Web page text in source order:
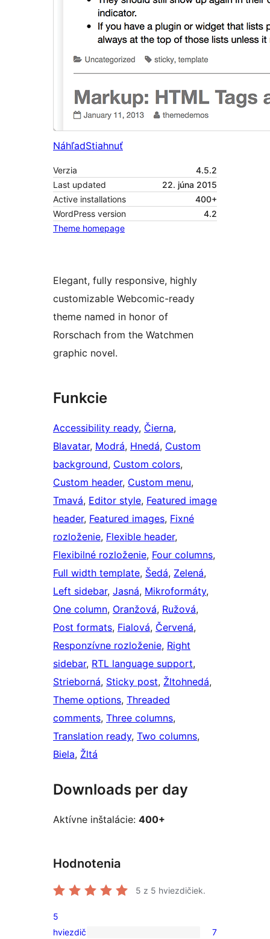
NáhľadStiahnuť
Verzia
4.5.2
Last updated
22. júna 2015
Active installations
400+
WordPress version
4.2
Theme homepage
Elegant, fully responsive, highly
customizable Webcomic-ready
theme named in honor of
Rorschach from the Watchmen
graphic novel.
Funkcie
Accessibility ready, Čierna
Blavatar, Modrá, Hnedá, Custom
background, Custom colors
Custom header, Custom menu
Tmavá, Editor style, Featured image
header, Featured images, Fixné
rozloženie, Flexible header
Flexibilné rozloženie, Four columns
Full width template, Šedá, Zelená
Left sidebar, Jasná, Mikroformáty
One column, Oranžová, Ružová
Post formats, Fialová, Červená
Responzívne rozloženie, Right
sidebar, RTL language support
Strieborná, Sticky post, Žltohnedá
Theme options, Threaded
comments, Three columns
Translation ready, Two columns
Biela, Žltá
Downloads per day
Aktívne inštalácie: 400+
Hodnotenia
5 z 5 hviezdičiek.
5
hviezdič
7